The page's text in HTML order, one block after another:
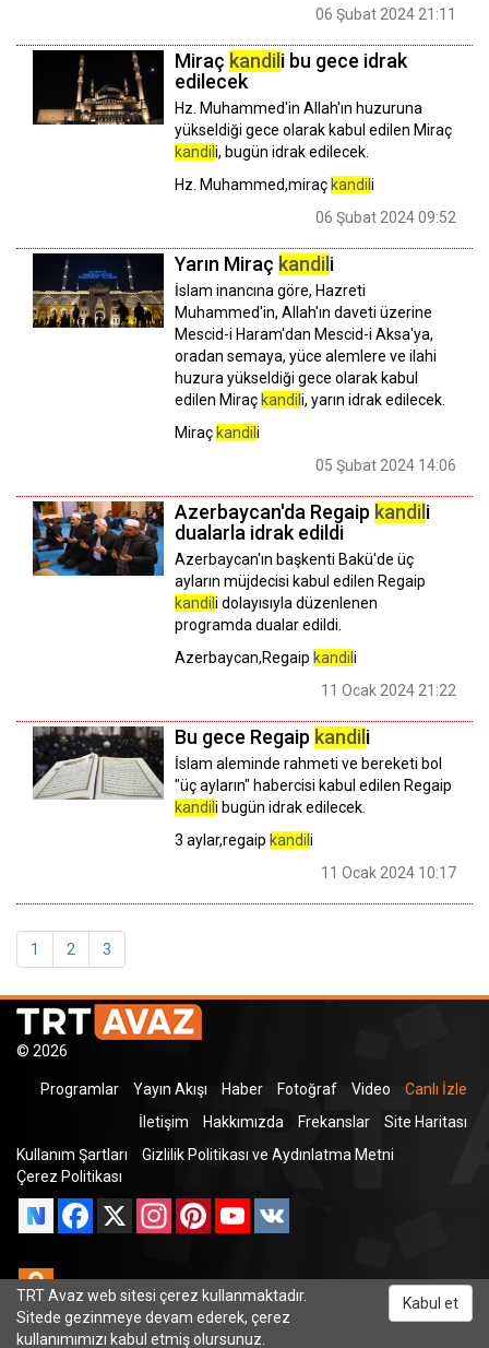
06 Şubat 2024 21:11
Miraç kandil i bu gece idrak
edilecek
Hz. Muhammed'in Allah'ın huzuruna
yükseldiği gece olarak kabul edilen Miraç
kandil i, bugün idrak edilecek.
Hz. Muhammed,miraç kandil i
06 Şubat 2024 09:52
Yarın Miraç kandil i
İslam inancına göre, Hazreti
Muhammed'in, Allah'ın daveti üzerine
Mescid-i Haram'dan Mescid-i Aksa'ya,
oradan semaya, yüce alemlere ve ilahi
huzura yükseldiği gece olarak kabul
edilen Miraç kandil i, yarın idrak edilecek.
Miraç kandil i
05 Şubat 2024 14:06
Azerbaycan'da Regaip kandil i
dualarla idrak edildi
Azerbaycan'ın başkenti Bakü'de üç
ayların müjdecisi kabul edilen Regaip
kandil i dolayısıyla düzenlenen
programda dualar edildi.
Azerbaycan,Regaip kandil i
11 Ocak 2024 21:22
Bu gece Regaip kandil i
İslam aleminde rahmeti ve bereketi bol
"üç ayların" habercisi kabul edilen Regaip
kandil i bugün idrak edilecek.
3 aylar,regaip kandil i
11 Ocak 2024 10:17
1 2 3
© 2026
Programlar Yayın Akışı Haber Fotoğraf Video
Canlı İzle
İletişim
Hakkımızda Frekanslar
Site Haritası
Kullanım Şartları
Gizlilik Politikası ve Aydınlatma Metni
Çerez Politikası
Facebook
X InstagramPinterestYouTube
Odnoklassniki
TRT Avaz web sitesi çerez kullanmaktadır.
Sitede gezinmeye devam ederek, çerez
kullanımımızı kabul etmiş olursunuz.
Kabul et